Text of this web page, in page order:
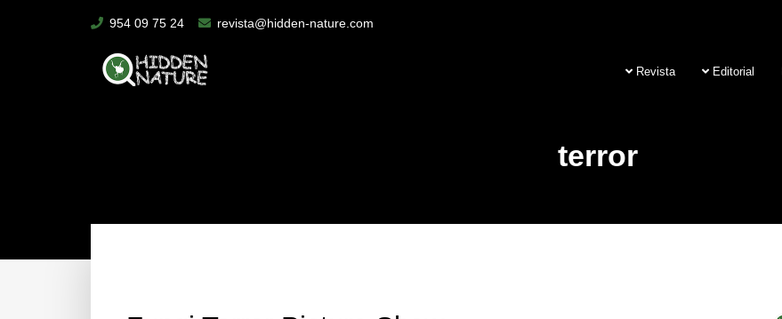
954 09 75 24 revista@hidden-nature.com
Revista Editorial
terror